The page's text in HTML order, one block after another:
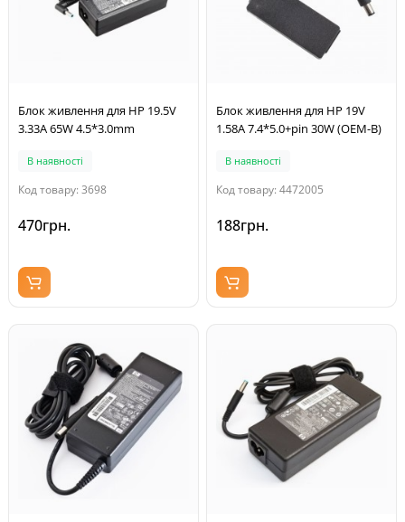
Блок живлення для HP 19.5V
3.33A 65W 4.5*3.0mm
В наявності
Код товару: 3698
470грн.
Блок живлення для HP 19V
1.58A 7.4*5.0+pin 30W (OEM-B)
В наявності
Код товару: 4472005
188грн.